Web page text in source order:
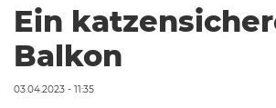
Ein
Balkon
03.04.2023 - 11:35